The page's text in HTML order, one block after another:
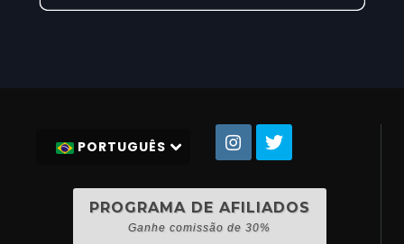
PORTUGUÊS
PROGRAMA DE AFILIADOS
Ganhe comissão de 30%